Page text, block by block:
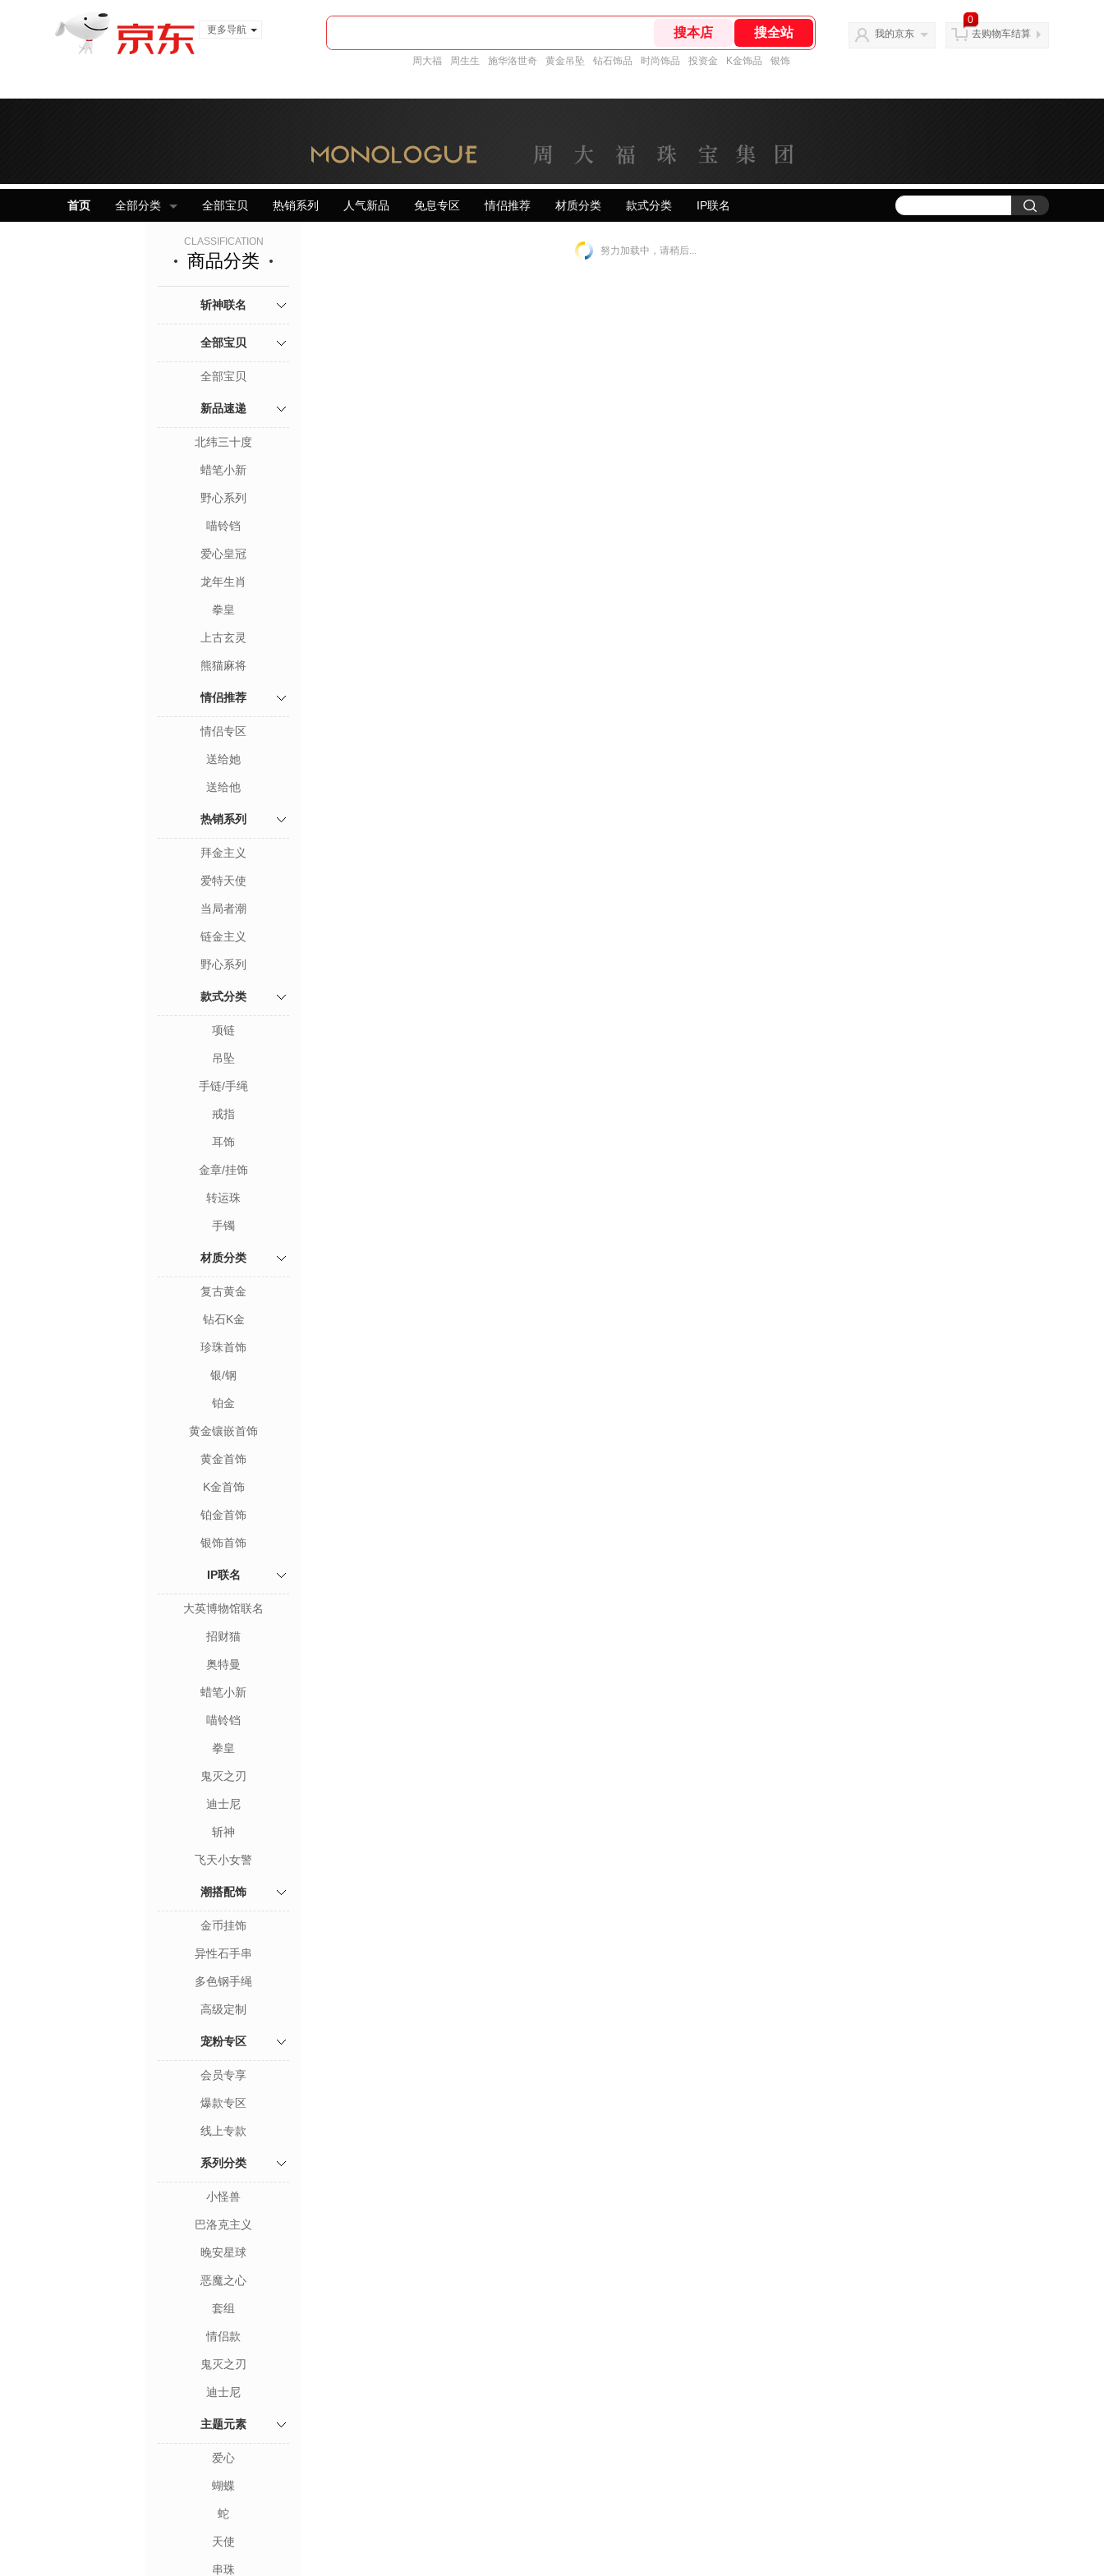
更多导航
周大福 周生生 施华洛世奇 黄金吊坠 钻石饰品 时尚饰品 投资金 K金饰品 银饰
我的京东
0
去购物车结算
首页 全部分类 全部宝贝 热销系列 人气新品 免息专区 情侣推荐 材质分类 款式分类 IP联名
CLASSIFICATION
商品分类
斩神联名
全部宝贝
全部宝贝
新品速递
北纬三十度
蜡笔小新
野心系列
喵铃铛
爱心皇冠
龙年生肖
拳皇
上古玄灵
熊猫麻将
情侣推荐
情侣专区
送给她
送给他
热销系列
拜金主义
爱特天使
当局者潮
链金主义
野心系列
款式分类
项链
吊坠
手链/手绳
戒指
耳饰
金章/挂饰
转运珠
手镯
材质分类
复古黄金
钻石K金
珍珠首饰
银/钢
铂金
黄金镶嵌首饰
黄金首饰
K金首饰
铂金首饰
银饰首饰
IP联名
大英博物馆联名
招财猫
奥特曼
蜡笔小新
喵铃铛
拳皇
鬼灭之刃
迪士尼
斩神
飞天小女警
潮搭配饰
金币挂饰
异性石手串
多色钢手绳
高级定制
宠粉专区
会员专享
爆款专区
线上专款
系列分类
小怪兽
巴洛克主义
晚安星球
恶魔之心
套组
情侣款
鬼灭之刃
迪士尼
主题元素
爱心
蝴蝶
蛇
天使
串珠
努力加载中，请稍后...